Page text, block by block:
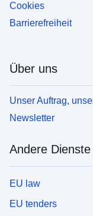
Cookies
Barrierefreiheit
Über uns
Unser Auftrag,
Newsletter
Andere Dienste
EU law
EU tenders